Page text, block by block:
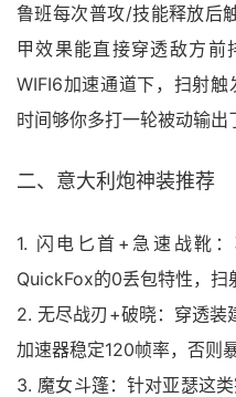
鲁班每次普攻/技能释放后
甲效果能直接穿透敌方前
WIFI6加速通道下，扫射
时间够你多打一轮被动输出
二、意大利炮神装推荐
1. 闪电匕首+急速战靴
QuickFox的0丢包特性，扫
2. 无尽战刃+破晓：穿透装
加速器稳定120帧率，否则
3. 魔女斗篷：针对亚瑟这